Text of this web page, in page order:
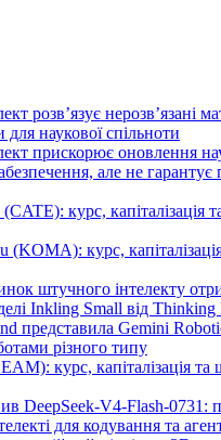
розв’язує нерозв’язані
для наукової спільноти
прискорює оновлення
але не гарантує
курс, капіталізація
(KOMA): курс,
штучного інтелекту
Inkling Small від Thinking
представила Gemini
різного типу
курс, капіталізація та
DeepSeek-V4-Flash-0731:
для кодування та